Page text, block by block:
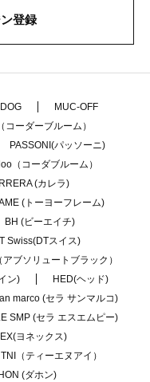
登録
MUC-OFF
ーダーブルーム）
PASSONI(パッソーニ)
（コーダブルーム）
(カレラ)
(トーヨーフレーム)
BH (ビーエイチ)
Swiss(DTスイス)
ブソリュートブラック）
ン)
HED(ヘッド)
marco (セラ サンマルコ)
SMP (セラ エスエムピー)
ヨネックス)
TNI（ティーエヌアイ）
(ダホン)